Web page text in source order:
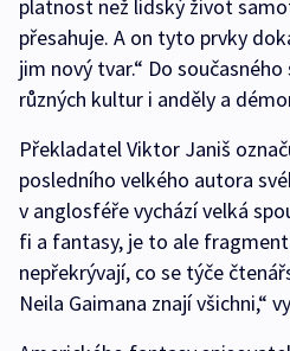
platnost než lidský život
přesahuje. A on tyto prvky
jim nový tvar.“ Do
různých kultur i anděly a
Překladatel Viktor Janiš
posledního velkého autora
v anglosféře vychází velká
fi a fantasy, je to ale
nepřekrývají, co se týče
Neila Gaimana znají všichni,“